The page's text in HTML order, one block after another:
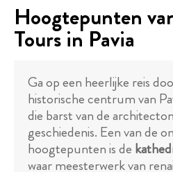
Hoogtepunten
Tours in Pavia
Ga op een heerlijke reis
historische centrum van
die barst van de
geschiedenis. Een van de
hoogtepunten is de
waar meesterwerk van